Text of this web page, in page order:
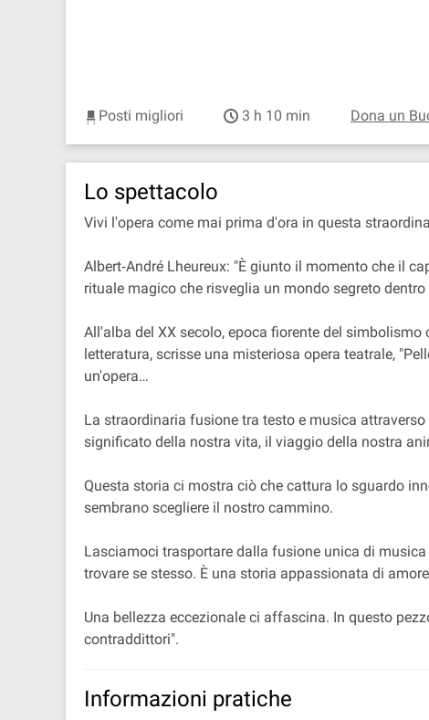
Posti migliori 3 h 10 min Dona un
Lo spettacolo
Vivi l'opera come mai prima d'ora in questa
Albert‐André Lheureux: "È giunto il momento che il
rituale magico che risveglia un mondo segreto
All'alba del XX secolo, epoca fiorente del
letteratura, scrisse una misteriosa opera teatrale,
un'opera…
La straordinaria fusione tra testo e musica
significato della nostra vita, il viaggio della nostra
Questa storia ci mostra ciò che cattura lo sguardo
sembrano scegliere il nostro cammino.
Lasciamoci trasportare dalla fusione unica di
trovare se stesso. È una storia appassionata di
Una bellezza eccezionale ci affascina. In questo
contraddittori".
Informazioni pratiche